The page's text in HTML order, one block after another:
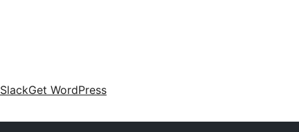
SlackGet WordPress